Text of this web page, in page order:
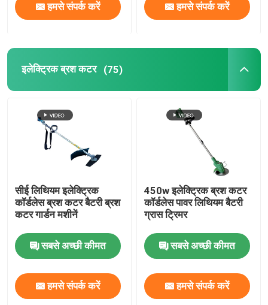
हमसे संपर्क करें हमसे संपर्क करें
इलेक्ट्रिक ब्रश कटर (75)
सीई लिथियम इलेक्ट्रिक
कॉर्डलेस ब्रश कटर बैटरी ब्रश
कटर गार्डन मशीनें
सबसे अच्छी कीमत
हमसे संपर्क करें
450w इलेक्ट्रिक ब्रश कटर
कॉर्डलेस पावर लिथियम बैटरी
ग्रास ट्रिमर
सबसे अच्छी कीमत
हमसे संपर्क करें